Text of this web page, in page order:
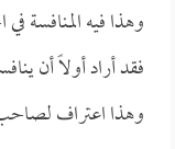
وهذا فيه المنافسة
فقد أراد أولاً أن
وهذا اعتراف